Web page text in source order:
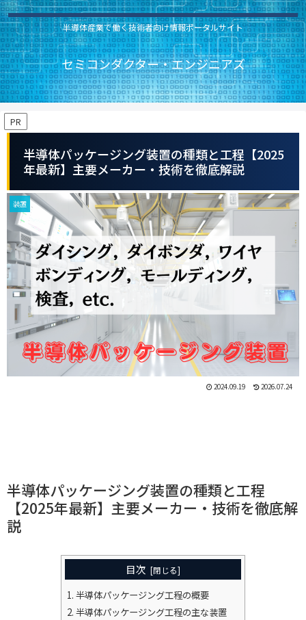
半導体産業で働く技術者向け情報ポータルサイト
セミコンダクター・エンジニアズ
PR
半導体パッケージング装置の種類と工程【2025
年最新】主要メーカー・技術を徹底解説
装置
2024.09.19 2026.07.24
半導体パッケージング装置の種類と工程
【2025年最新】主要メーカー・技術を徹底解
説
目次
半導体パッケージング工程の概要
半導体パッケージング工程の主な装置